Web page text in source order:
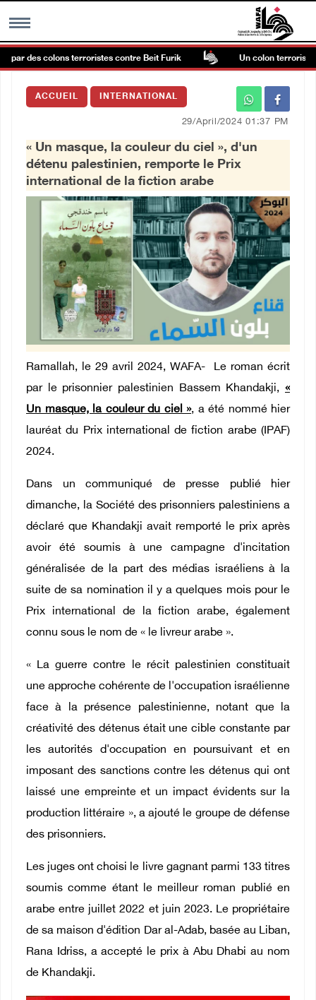
MENU
Galerie d’images
Centre palestinien
des colons terroristes contre Beit Furik Un colon terroriste
ACCUEIL INTERNATIONAL
29/April/2024 01:37 PM
« Un masque, la couleur du ciel », d'un
détenu palestinien, remporte le Prix
international de la fiction arabe
Ramallah, le 29 avril 2024, WAFA- Le roman écrit
par le prisonnier palestinien Bassem Khandakji, «
Un masque, la couleur du ciel », a été nommé hier
lauréat du Prix international de fiction arabe (IPAF)
2024.
Dans un communiqué de presse publié hier
dimanche, la Société des prisonniers palestiniens a
déclaré que Khandakji avait remporté le prix après
avoir été soumis à une campagne d'incitation
généralisée de la part des médias israéliens à la
suite de sa nomination il y a quelques mois pour le
Prix international de la fiction arabe, également
connu sous le nom de « le livreur arabe ».
« La guerre contre le récit palestinien constituait
une approche cohérente de l'occupation israélienne
face à la présence palestinienne, notant que la
créativité des détenus était une cible constante par
les autorités d'occupation en poursuivant et en
imposant des sanctions contre les détenus qui ont
laissé une empreinte et un impact évidents sur la
production littéraire », a ajouté le groupe de défense
des prisonniers.
Les juges ont choisi le livre gagnant parmi 133 titres
soumis comme étant le meilleur roman publié en
arabe entre juillet 2022 et juin 2023. Le propriétaire
de sa maison d'édition Dar al-Adab, basée au Liban,
Rana Idriss, a accepté le prix à Abu Dhabi au nom
de Khandakji.